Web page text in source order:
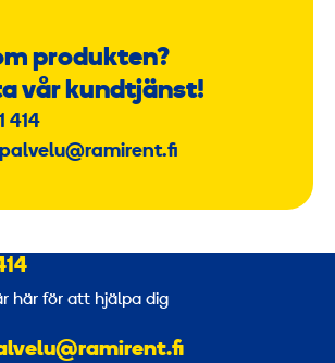
produkten?
vår kundtjänst!
414
här för att hjälpa dig